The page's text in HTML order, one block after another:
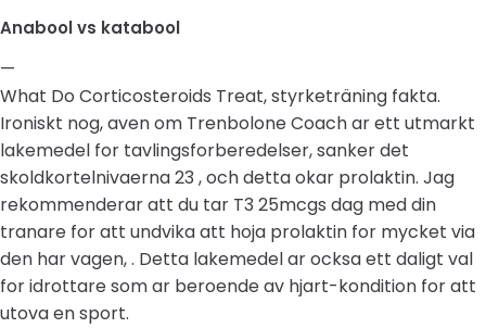
Anabool vs katabool
—
What Do Corticosteroids Treat, styrketräning fakta.
Ironiskt nog, aven om Trenbolone Coach ar ett utmarkt
lakemedel for tavlingsforberedelser, sanker det
skoldkortelnivaerna 23 , och detta okar prolaktin. Jag
rekommenderar att du tar T3 25mcgs dag med din
tranare for att undvika att hoja prolaktin for mycket via
den har vagen, . Detta lakemedel ar ocksa ett daligt val
for idrottare som ar beroende av hjart-kondition for att
utova en sport.